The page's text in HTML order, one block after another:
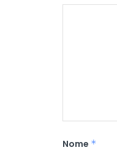
Nome *